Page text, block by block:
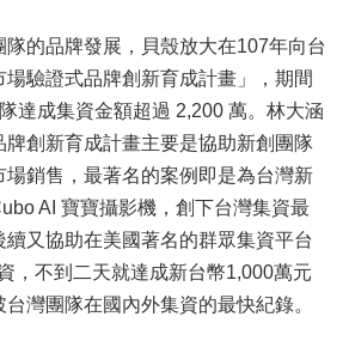
的品牌發展，貝殼放大在107年向台
驗證式品牌創新育成計畫」，期間
達成集資金額超過 2,200 萬。林大涵
牌創新育成計畫主要是協助新創團隊
場銷售，最著名的案例即是為台灣新
AI 寶寶攝影機，創下台灣集資最
又協助在美國著名的群眾集資平台
，不到二天就達成新台幣1,000萬元
灣團隊在國內外集資的最快紀錄。